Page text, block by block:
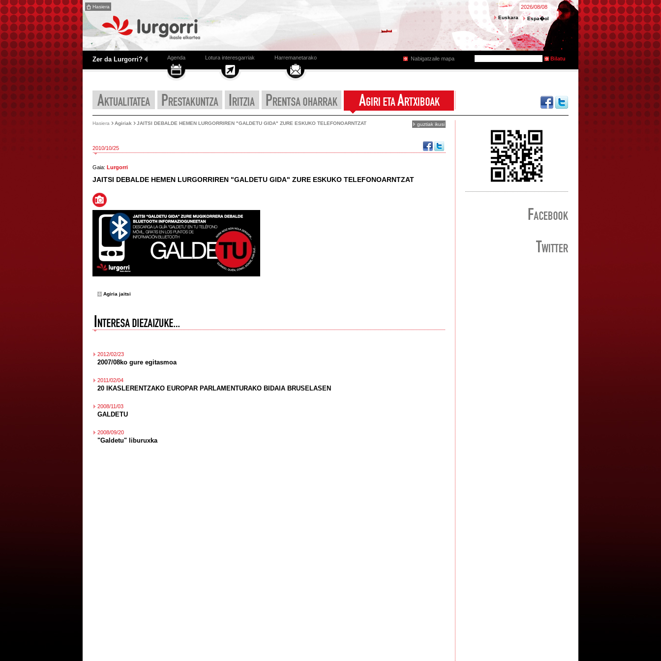
Hasiera 2026/08/08
Euskara Espa�ol
Zer da Lurgorri? Agenda Lotura interesgarriak Harremanetarako Nabigatzaile mapa
Hasiera Agiriak JAITSI DEBALDE HEMEN LURGORRIREN "GALDETU GIDA" ZURE ESKUKO TELEFONOARNTZAT guztiak ikusi
2010/10/25
Gaia: Lurgorri
JAITSI DEBALDE HEMEN LURGORRIREN "GALDETU GIDA" ZURE ESKUKO TELEFONOARNTZAT
Agiria jaitsi
2012/02/23
2007/08ko gure egitasmoa
2011/02/04
20 IKASLERENTZAKO EUROPAR PARLAMENTURAKO BIDAIA BRUSELASEN
2008/11/03
GALDETU
2008/09/20
"Galdetu" liburuxka